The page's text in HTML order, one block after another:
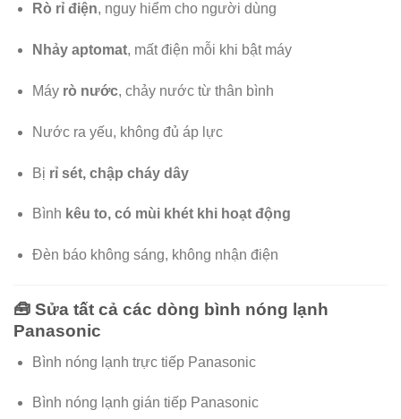
Rò rỉ điện, nguy hiểm cho người dùng
Nhảy aptomat, mất điện mỗi khi bật máy
Máy rò nước, chảy nước từ thân bình
Nước ra yếu, không đủ áp lực
Bị rỉ sét, chập cháy dây
Bình kêu to, có mùi khét khi hoạt động
Đèn báo không sáng, không nhận điện
🧰 Sửa tất cả các dòng bình nóng lạnh
Panasonic
Bình nóng lạnh trực tiếp Panasonic
Bình nóng lạnh gián tiếp Panasonic